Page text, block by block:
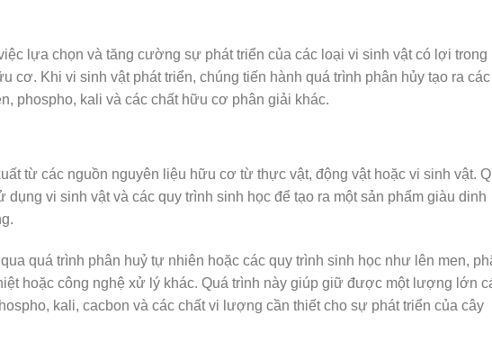
lựa chọn và tăng cường sự phát triển của các loại vi sinh vật có lợi trong
cơ. Khi vi sinh vật phát triển, chúng tiến hành quá trình phân hủy tạo ra các
phospho, kali và các chất hữu cơ phân giải khác.
từ các nguồn nguyên liệu hữu cơ từ thực vật, động vật hoặc vi sinh vật.
dụng vi sinh vật và các quy trình sinh học để tạo ra một sản phẩm giàu dinh
quá trình phân huỷ tự nhiên hoặc các quy trình sinh học như lên men,
hoặc công nghệ xử lý khác. Quá trình này giúp giữ được một lượng lớn
kali, cacbon và các chất vi lượng cần thiết cho sự phát triển của cây